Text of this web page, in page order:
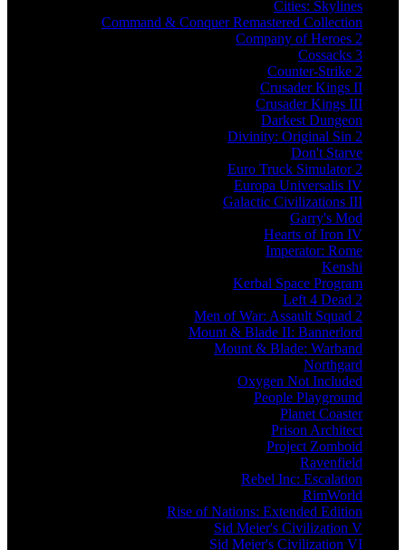
Cities: Skylines
Command & Conquer Remastered Collection
Company of Heroes 2
Cossacks 3
Counter-Strike 2
Crusader Kings II
Crusader Kings III
Darkest Dungeon
Divinity: Original Sin 2
Don't Starve
Euro Truck Simulator 2
Europa Universalis IV
Galactic Civilizations III
Garry's Mod
Hearts of Iron IV
Imperator: Rome
Kenshi
Kerbal Space Program
Left 4 Dead 2
Men of War: Assault Squad 2
Mount & Blade II: Bannerlord
Mount & Blade: Warband
Northgard
Oxygen Not Included
People Playground
Planet Coaster
Prison Architect
Project Zomboid
Ravenfield
Rebel Inc: Escalation
RimWorld
Rise of Nations: Extended Edition
Sid Meier's Civilization V
Sid Meier's Civilization VI